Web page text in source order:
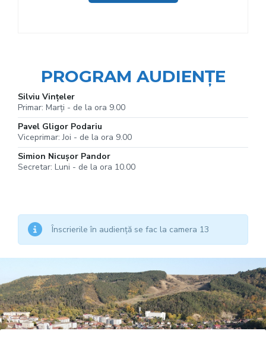
PROGRAM AUDIENȚE
Silviu Vințeler
Primar: Marți - de la ora 9.00
Pavel Gligor Podariu
Viceprimar: Joi - de la ora 9.00
Simion Nicușor Pandor
Secretar: Luni - de la ora 10.00
Înscrierile în audiență se fac la camera 13